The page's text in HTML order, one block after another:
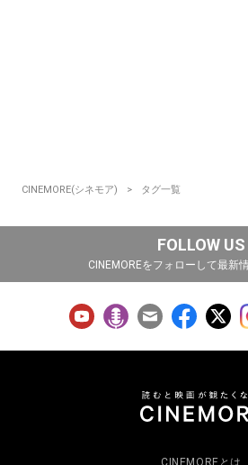
CINEMORE(シネモア) タグ一覧
FOLLOW US
CINEMOREをフォローして最新
CINEMOREとは